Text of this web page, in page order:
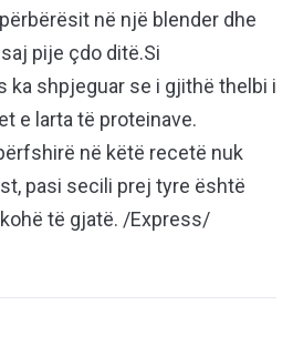
në një blender dhe
pije çdo ditë.Si
ka shpjeguar se i gjithë thelbi i
e larta të proteinave.
në këtë recetë nuk
pasi secili prej tyre është
të gjatë. /Express/